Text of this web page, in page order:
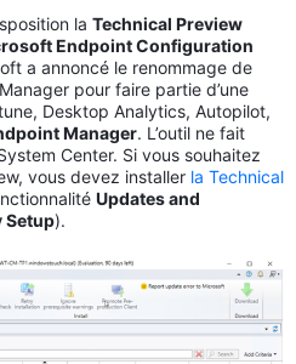
la Technical Preview
Endpoint Configuration
a annoncé le renommage de
pour faire partie d’une
Desktop Analytics, Autopilot,
Manager. L’outil ne fait
Center. Si vous souhaitez
vous devez installer la Technical
Updates and
Setup).